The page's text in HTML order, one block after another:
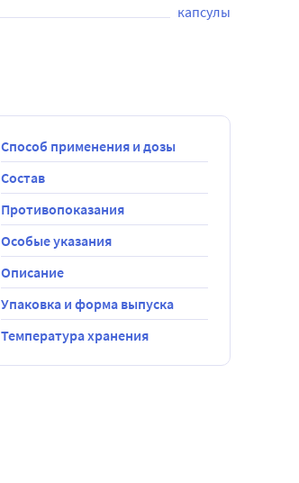
капсулы
Способ применения и дозы
Состав
Противопоказания
Особые указания
Описание
Упаковка и форма выпуска
Температура хранения